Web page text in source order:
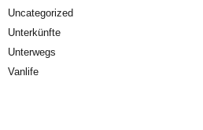
Uncategorized
Unterkünfte
Unterwegs
Vanlife